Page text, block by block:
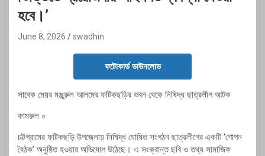
হবে।’
June 8, 2026 swadhin
ফটোকার্ড ডাউনলোড
সাবেক মেয়র মঞ্জুরুল আলমের ফটিকছড়ির ভবন থেকে নিষিদ্ধ ছাত্রলীগ আটক
কামরুল ০
চট্টগ্রামের ফটিকছড়ি উপজেলায় নিষিদ্ধ ঘোষিত সংগঠন ছাত্রলীগের একটি ‘গোপন
বৈঠক’ অনুষ্ঠিত হওয়ার অভিযোগ উঠেছে। এ সংক্রান্ত ছবি ও তথ্য সামাজিক